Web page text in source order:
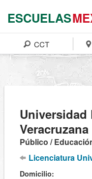
ESCUELAS
CCT
Universidad
Público /
Licenciatura
Domicilio: